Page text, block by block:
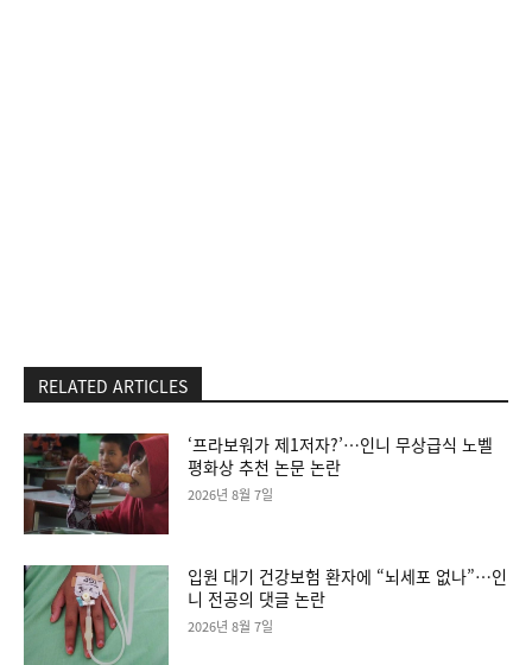
RELATED ARTICLES
‘프라보워가 제1저자?’…인니 무상급식 노벨
평화상 추천 논문 논란
2026년 8월 7일
입원 대기 건강보험 환자에 “뇌세포 없나”…인
니 전공의 댓글 논란
2026년 8월 7일